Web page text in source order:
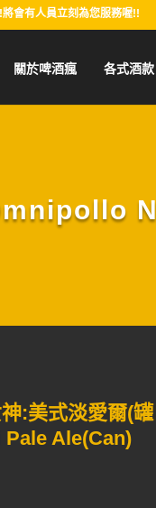
會有人員立刻為您服務喔!!
關於啤酒瘋 各式酒款
:美式淡愛爾(罐
Ale(Can)